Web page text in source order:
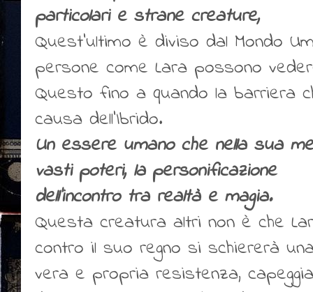
particolari e strane creature,
Quest'ultimo è diviso dal Mondo
persone come Lara possono
Questo fino a quando la barriera
causa dell'Ibrido.
Un essere umano che nella sua
vasti poteri, la personificazione
dell'incontro tra realtà e magia.
Questa creatura altri non è che
contro il suo regno si schiererà
vera e propria resistenza,